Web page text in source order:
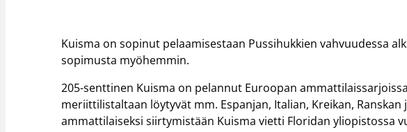
Kuisma on sopinut pelaamisestaan Pussihukkien vahvuudessa
sopimusta myöhemmin.
205-senttinen Kuisma on pelannut Euroopan
meriittilistaltaan löytyvät mm. Espanjan, Italian, Kreikan, Ranskan
ammattilaiseksi siirtymistään Kuisma vietti Floridan yliopistossa